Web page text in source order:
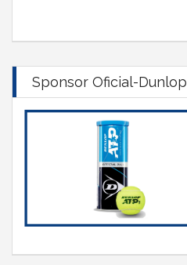
Sponsor Oficial-Dunlop